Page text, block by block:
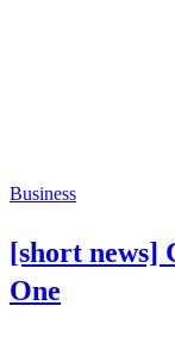
Business
[short news]
One